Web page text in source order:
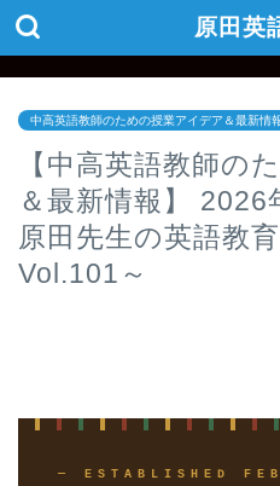
原田英
中高英語教師のための授業アイデア＆最新情
【中高英語教師の
＆最新情報】 2026
原田先生の英語教
Vol.101～
— ESTABLISHED